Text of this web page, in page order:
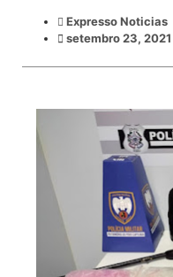
Expresso Noticias
setembro 23, 2021